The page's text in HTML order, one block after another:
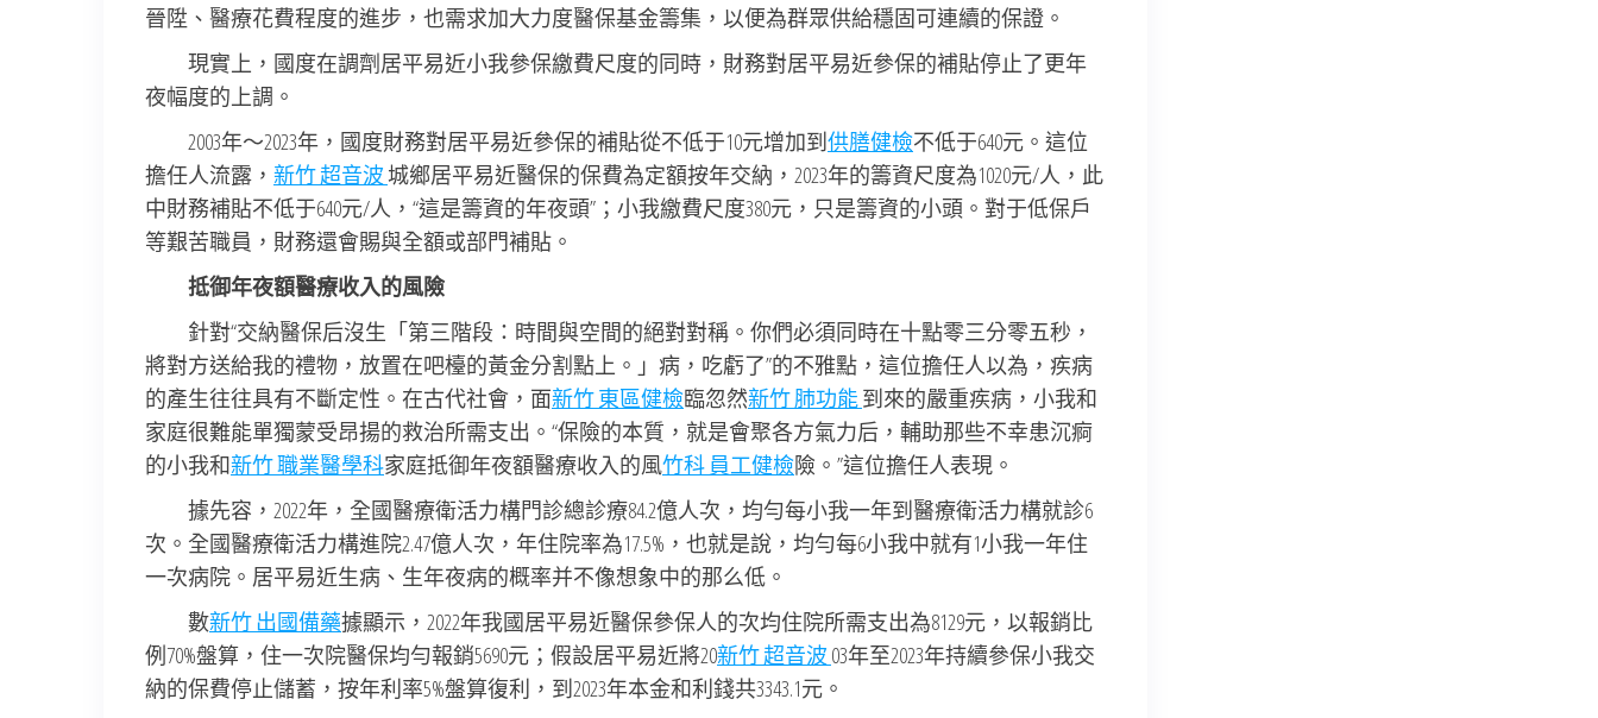
晉陞、醫療花費程度的進步，也需求加大力度醫保基金籌集，以便為群眾供給穩固可連續的保證。
現實上，國度在調劑居平易近小我參保繳費尺度的同時，財務對居平易近參保的補貼停止了更年
夜幅度的上調。
2003年～2023年，國度財務對居平易近參保的補貼從不低于10元增加到供膳健檢不低于640元。這位
擔任人流露， 新竹 超音波城鄉居平易近醫保的保費為定額按年交納，2023年的籌資尺度為1020元/人，此
中財務補貼不低于640元/人，“這是籌資的年夜頭”；小我繳費尺度380元，只是籌資的小頭。對于低保戶
等艱苦職員，財務還會賜與全額或部門補貼。
抵御年夜額醫療收入的風險
針對“交納醫保后沒生「第三階段：時間與空間的絕對對稱。你們必須同時在十點零三分零五秒，
將對方送給我的禮物，放置在吧檯的黃金分割點上。」病，吃虧了”的不雅點，這位擔任人以為，疾病
的產生往往具有不斷定性。在古代社會，面新竹 東區健檢臨忽然新竹 肺功能到來的嚴重疾病，小我和
家庭很難能單獨蒙受昂揚的救治所需支出。“保險的本質，就是會聚各方氣力后，輔助那些不幸患沉痾
的小我和新竹 職業醫學科家庭抵御年夜額醫療收入的風竹科 員工健檢險。”這位擔任人表現。
據先容，2022年，全國醫療衛活力構門診總診療84.2億人次，均勻每小我一年到醫療衛活力構就診6
次。全國醫療衛活力構進院2.47億人次，年住院率為17.5%，也就是說，均勻每6小我中就有1小我一年住
一次病院。居平易近生病、生年夜病的概率并不像想象中的那么低。
數新竹 出國備藥據顯示，2022年我國居平易近醫保參保人的次均住院所需支出為8129元，以報銷比
例70%盤算，住一次院醫保均勻報銷5690元；假設居平易近將20新竹 超音波 03年至2023年持續參保小我交
納的保費停止儲蓄，按年利率5%盤算復利，到2023年本金和利錢共3343.1元。